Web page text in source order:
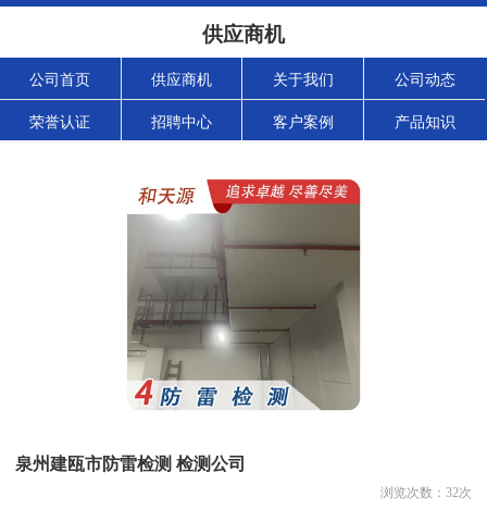
供应商机
公司首页 供应商机 关于我们 公司动态
荣誉认证 招聘中心 客户案例 产品知识
泉州建瓯市防雷检测 检测公司
浏览次数： 32次